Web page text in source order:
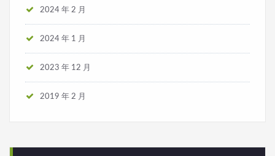
2024 年 2 月
2024 年 1 月
2023 年 12 月
2019 年 2 月